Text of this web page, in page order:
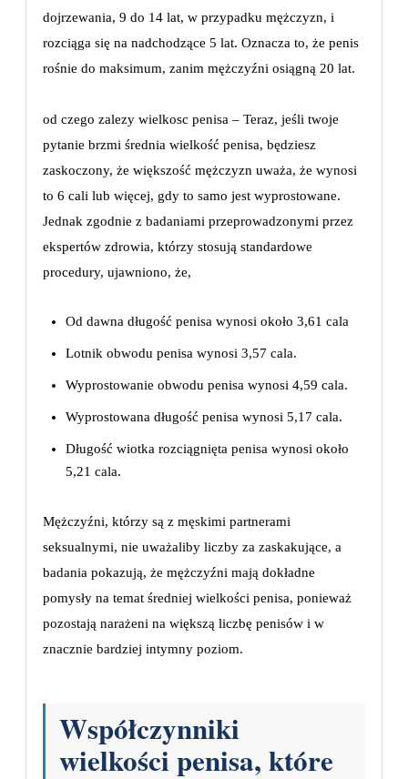
dojrzewania, 9 do 14 lat, w przypadku mężczyzn, i
rozciąga się na nadchodzące 5 lat. Oznacza to, że penis
rośnie do maksimum, zanim mężczyźni osiągną 20 lat.
od czego zalezy wielkosc penisa – Teraz, jeśli twoje
pytanie brzmi średnia wielkość penisa, będziesz
zaskoczony, że większość mężczyzn uważa, że ​​wynosi
to 6 cali lub więcej, gdy to samo jest wyprostowane.
Jednak zgodnie z badaniami przeprowadzonymi przez
ekspertów zdrowia, którzy stosują standardowe
procedury, ujawniono, że,
Od dawna długość penisa wynosi około 3,61 cala
Lotnik obwodu penisa wynosi 3,57 cala.
Wyprostowanie obwodu penisa wynosi 4,59 cala.
Wyprostowana długość penisa wynosi 5,17 cala.
Długość wiotka rozciągnięta penisa wynosi około
5,21 cala.
Mężczyźni, którzy są z męskimi partnerami
seksualnymi, nie uważaliby liczby za zaskakujące, a
badania pokazują, że mężczyźni mają dokładne
pomysły na temat średniej wielkości penisa, ponieważ
pozostają narażeni na większą liczbę penisów i w
znacznie bardziej intymny poziom.
Współczynniki
wielkości penisa, które